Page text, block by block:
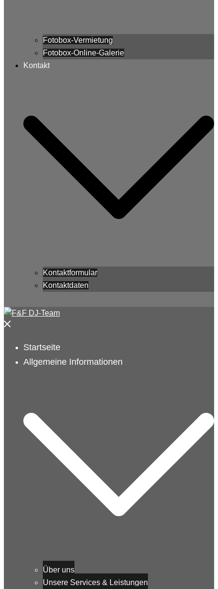
Fotobox-Vermietung
Fotobox-Online-Galerie
Kontakt
Kontaktformular
Kontaktdaten
Menü
Startseite
Allgemeine Informationen
Über uns
Unsere Services & Leistungen